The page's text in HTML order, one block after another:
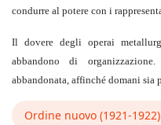
condurre al potere con i
Il dovere degli operai
abbandono di
abbandonata, affinché domani
Ordine nuovo (1921-1922)